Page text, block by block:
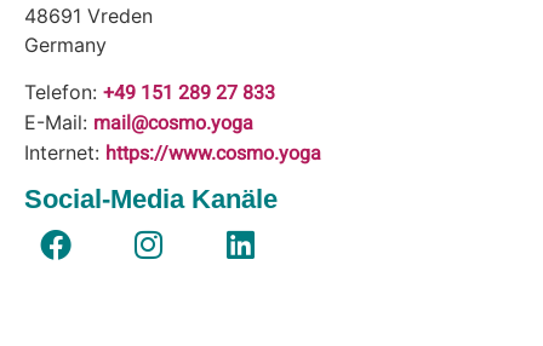
48691 Vreden
Germany
Telefon: +49 151 289 27 833
E-Mail: mail@cosmo.yoga
Internet: https://www.cosmo.yoga
Social-Media Kanäle